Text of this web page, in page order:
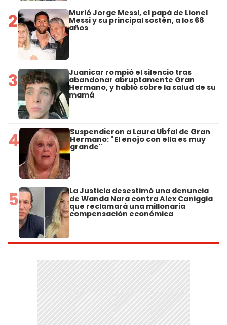
2 Murió Jorge Messi, el papá de Lionel
Messi y su principal sostén, a los 68
años
3 Juanicar rompió el silencio tras
abandonar abruptamente Gran
Hermano, y habló sobre la salud de su
mamá
4 Suspendieron a Laura Ubfal de Gran
Hermano: "El enojo con ella es muy
grande"
5 La Justicia desestimó una denuncia
de Wanda Nara contra Alex Caniggia
que reclamará una millonaria
compensación económica